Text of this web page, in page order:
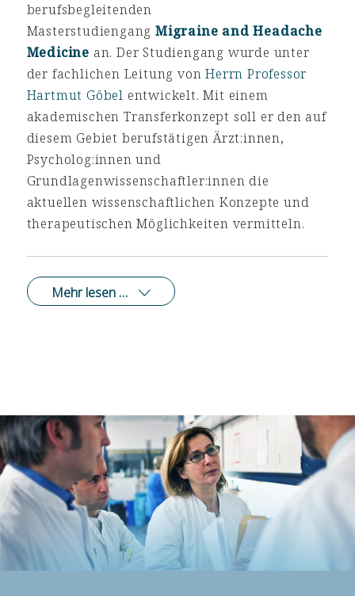
berufsbegleitenden
Masterstudiengang Migraine and Headache
Medicine an. Der Studiengang wurde unter
der fachlichen Leitung vonHerrn Professor
Hartmut Göbel entwickelt. Mit einem
akademischen Transferkonzept soll er den auf
diesem Gebiet berufstätigen Ärzt:innen,
Psycholog:innen und
Grundlagenwissenschaftler:innen die
aktuellen wissenschaftlichen Konzepte und
therapeutischen Möglichkeiten vermitteln.
Mehr lesen …